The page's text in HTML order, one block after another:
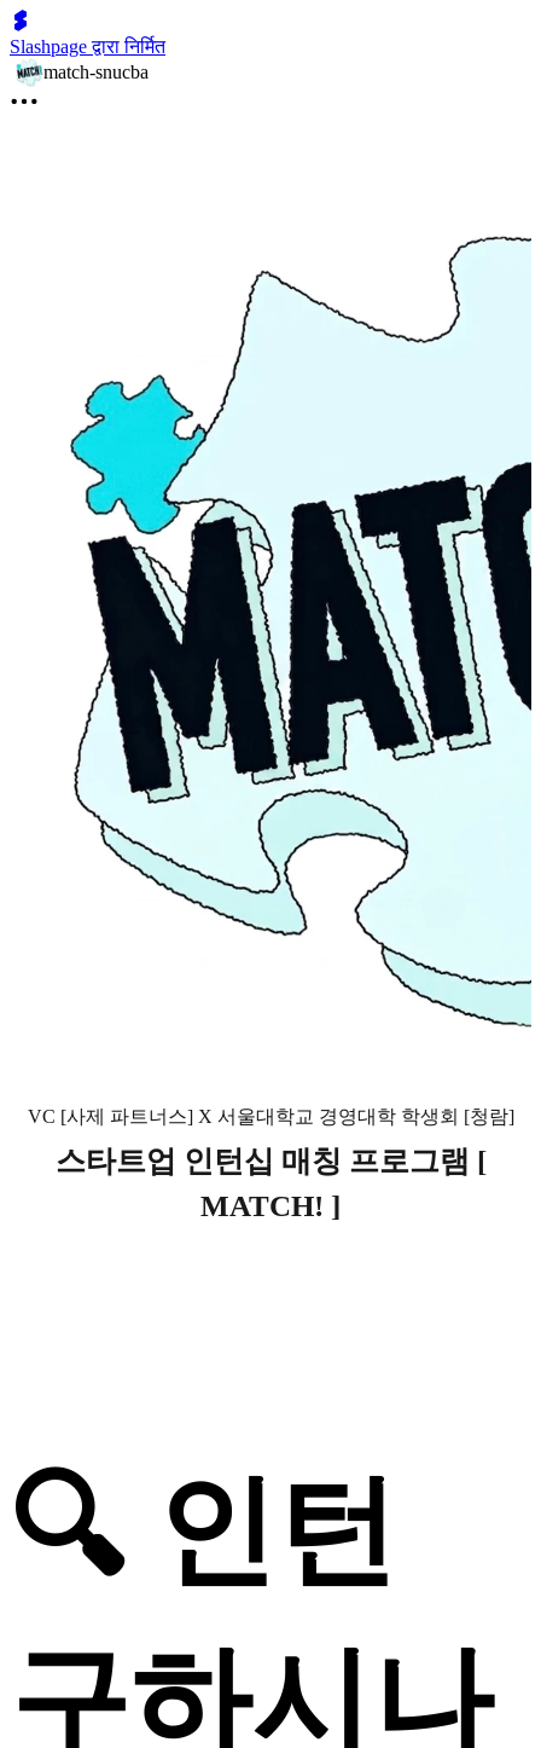
Slashpage द्वारा निर्मित
match-snucba
VC [사제 파트너스] X 서울대학교 경영대학 학생회 [청람]
스타트업 인턴십 매칭 프로그램 [
MATCH! ]
🔍 인턴
구하시나